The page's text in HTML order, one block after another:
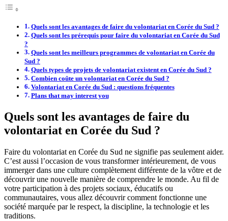
Quels sont les avantages de faire du volontariat en Corée du Sud ?
Quels sont les prérequis pour faire du volontariat en Corée du Sud
?
Quels sont les meilleurs programmes de volontariat en Corée du
Sud ?
Quels types de projets de volontariat existent en Corée du Sud ?
Combien coûte un volontariat en Corée du Sud ?
Volontariat en Corée du Sud : questions fréquentes
Plans that may interest you
Quels sont les avantages de faire du
volontariat en Corée du Sud ?
Faire du volontariat en Corée du Sud ne signifie pas seulement aider.
C’est aussi l’occasion de vous transformer intérieurement, de vous
immerger dans une culture complètement différente de la vôtre et de
découvrir une nouvelle manière de comprendre le monde. Au fil de
votre participation à des projets sociaux, éducatifs ou
communautaires, vous allez découvrir comment fonctionne une
société marquée par le respect, la discipline, la technologie et les
traditions.